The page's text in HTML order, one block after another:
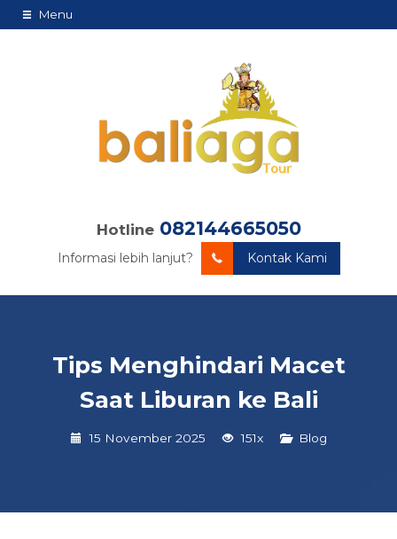
Menu
Hotline 082144665050
Informasi lebih lanjut? Kontak Kami
Tips Menghindari Macet
Saat Liburan ke Bali
15 November 2025 151x Blog